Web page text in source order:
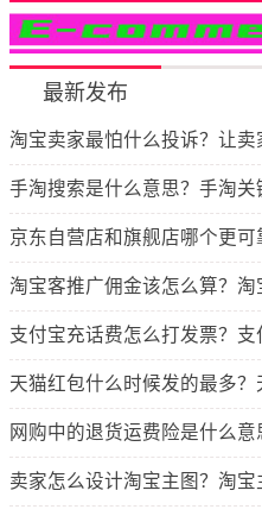
最新发布
淘宝卖家最怕什么投诉？让卖
手淘搜索是什么意思？手淘关
京东自营店和旗舰店哪个更
淘宝客推广佣金该怎么算？
支付宝充话费怎么打发票？
天猫红包什么时候发的最多
网购中的退货运费险是什么
卖家怎么设计淘宝主图？淘